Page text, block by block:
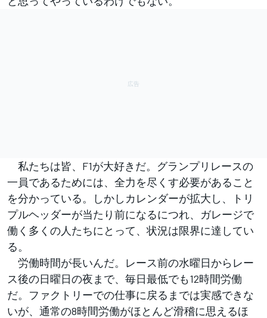
私たちは皆、F1が大好きだ。グランプリレースの
一員であるためには、全力を尽くす必要があること
を分かっている。しかしカレンダーが拡大し、トリ
プルヘッダーが当たり前になるにつれ、ガレージで
働く多くの人たちにとって、状況は限界に達してい
る。
労働時間が長いんだ。レース前の水曜日からレー
ス後の日曜日の夜まで、毎日最低でも12時間労働
だ。ファクトリーでの仕事に戻るまでは実感できな
いが、通常の8時間労働がほとんど滑稽に思えるほ